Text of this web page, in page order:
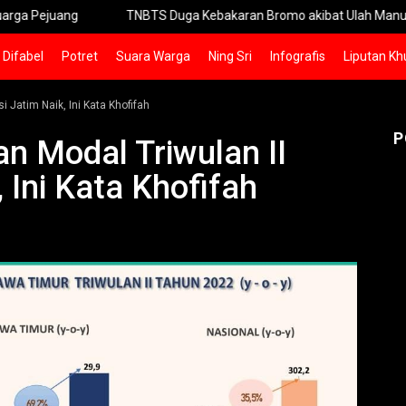
TNBTS Duga Kebakaran Bromo akibat Ulah Manusia
Difabel Potret Suara Warga Ning Sri Infografis Liputan
Jatim Naik, Ini Kata Khofifah
Modal Triwulan II
Ini Kata Khofifah